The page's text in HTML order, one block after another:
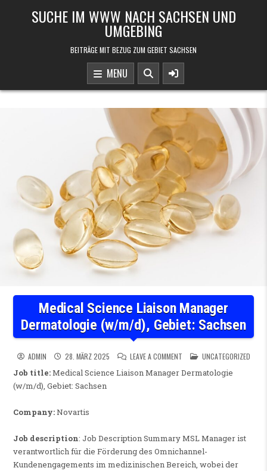
SUCHE IM WWW NACH SACHSEN UND
UMGEBING
BEITRÄGE MIT BEZUG ZUM GEBIET SACHSEN
MENU
Medical Science Liaison Manager
Dermatologie (w/m/d), Gebiet: Sachsen
ADMIN 28. MÄRZ 2025 LEAVE A COMMENTON MEDICAL SCIENCE
POSTED IN
UNCATEGORIZED
Job title:Medical Science Liaison Manager Dermatologie
(w/m/d), Gebiet: Sachsen
Company:Novartis
Job description: Job Description Summary MSL Manager ist
verantwortlich für die Förderung des Omnichannel-
Kundenengagements im medizinischen Bereich, wobei der